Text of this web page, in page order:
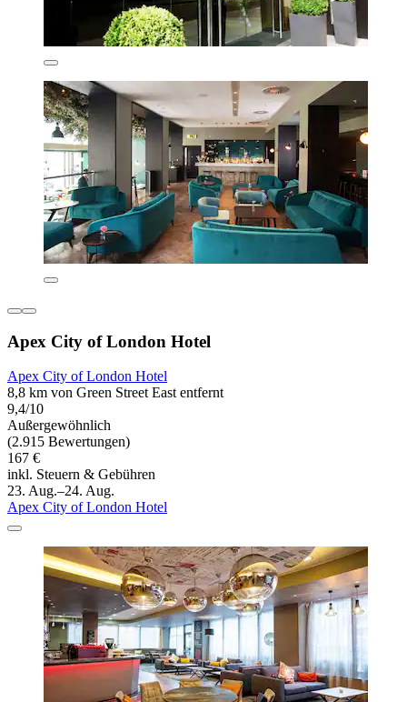
Apex City of London Hotel
Apex City of London Hotel
8,8 km von Green Street East entfernt
9,4/10
Außergewöhnlich
(2.915 Bewertungen)
167 €
inkl. Steuern & Gebühren
23. Aug.–24. Aug.
Apex City of London Hotel